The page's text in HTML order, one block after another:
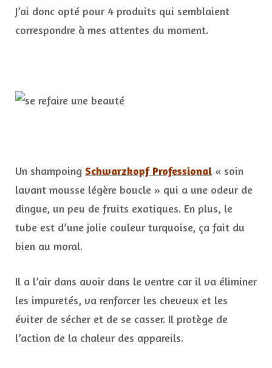
J’ai donc opté pour 4 produits qui semblaient
correspondre à mes attentes du moment.
Un shampoing Schwarzkopf Professional « soin
lavant mousse légère boucle » qui a une odeur de
dingue, un peu de fruits exotiques. En plus, le
tube est d’une jolie couleur turquoise, ça fait du
bien au moral.
Il a l’air dans avoir dans le ventre car il va éliminer
les impuretés, va renforcer les cheveux et les
éviter de sécher et de se casser. Il protège de
l’action de la chaleur des appareils.